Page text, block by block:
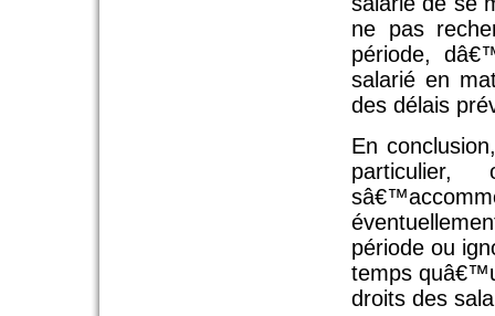
ne pas
période,
salarié en
des délais
En
période ou
temps
droits des